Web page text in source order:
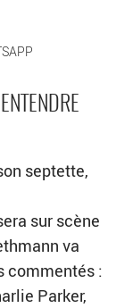
septette,
sur scène
va
commentés :
Parker,